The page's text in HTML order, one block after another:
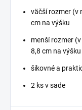
väčší rozmer (v
cm na výšku
menší rozmer
8,8 cm na výšku
šikovné a
2 ks v sade